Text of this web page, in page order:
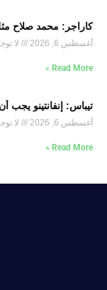
كاراجر: محمد صلاح
أغسطس 6, 2026 لا
Read More »
تيباس: إنفانتينو
أغسطس 6, 2026 لا
Read More »